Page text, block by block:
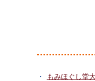
もみほぐし堂